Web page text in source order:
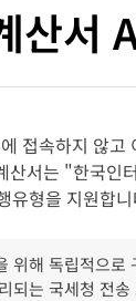
산서
접속하지 않
산서는 "한국인
유형을 지원합
위해 독립적으
되는 국세청 전